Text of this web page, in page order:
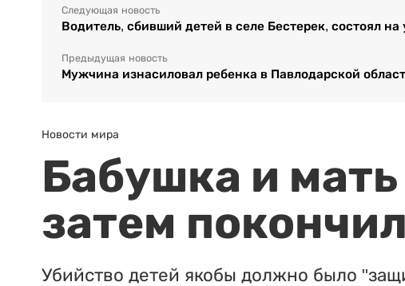
Следующая новость
Водитель, сбивший детей в селе Бестерек, состоял на
Предыдущая новость
Мужчина изнасиловал ребенка в Павлодарской
Новости мира
Бабушка и
затем
Убийство детей якобы должно было